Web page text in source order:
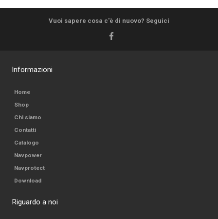
Vuoi sapere cosa c'è di nuovo? Seguici
Informazioni
Home
Shop
Chi siamo
Contatti
Catalogo
Navpower
Navprotect
Download
Riguardo a noi